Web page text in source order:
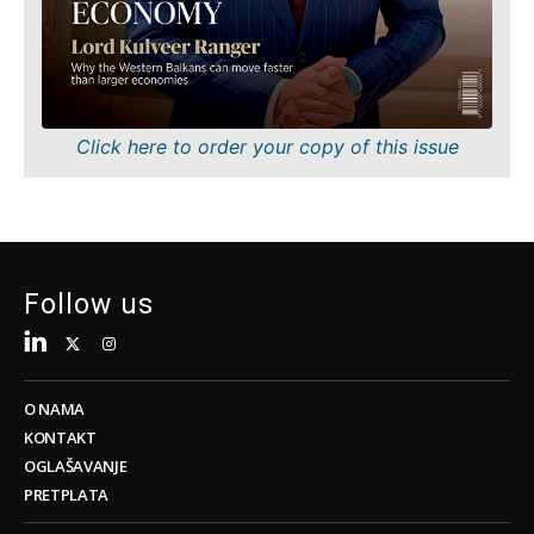
Nauka
Rudarstvo
Maloprodaja
Tehnologija
Tehnologija
Telekom
Turizam
Trgovina
Mišljenje
Svijet
Analiza
Discover
Click here to order your copy of this issue
Follow us
O NAMA
KONTAKT
OGLAŠAVANJE
PRETPLATA